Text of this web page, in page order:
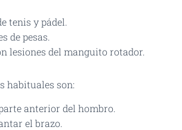
tenis y pádel.
de pesas.
lesiones del manguito rotador.
habituales son:
anterior del hombro.
el brazo.